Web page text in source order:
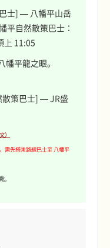
士] — 八幡平山岳
自然散策巴士：
上 11:05
平龍之眼。
散策巴士] — JR盛
）
需先搭乘路線巴士至 八幡平
。